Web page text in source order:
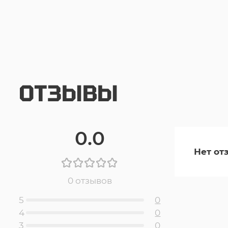
ОТЗЫВЫ
0.0
0 отзывов
5
0
4
0
3
0
Нет